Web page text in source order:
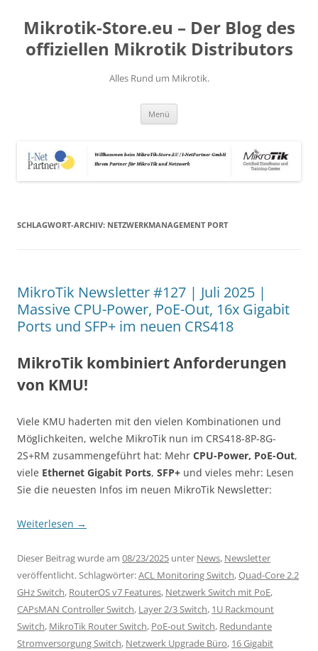
springen
Mikrotik-Store.eu – Der Blog des
offiziellen Mikrotik Distributors
Alles Rund um Mikrotik.
Menü
SCHLAGWORT-ARCHIV: NETZWERKMANAGEMENT PORT
MikroTik Newsletter #127 | Juli 2025 |
Massive CPU-Power, PoE-Out, 16x Gigabit
Ports und SFP+ im neuen CRS418
MikroTik kombiniert Anforderungen
von KMU!
Viele KMU haderten mit den vielen Kombinationen und
Möglichkeiten, welche MikroTik nun im CRS418-8P-8G-
2S+RM zusammengeführt hat: Mehr CPU-Power, PoE-Out,
viele Ethernet Gigabit Ports, SFP+ und vieles mehr: Lesen
Sie die neuesten Infos im neuen MikroTik Newsletter:
Weiterlesen →
Dieser Beitrag wurde am 08/23/2025 unter News, Newsletter
veröffentlicht. Schlagwörter:ACL Monitoring Switch,Quad-Core 2.2
GHz Switch, RouterOS v7 Features, Netzwerk Switch mit PoE,
CAPsMAN Controller Switch, Layer 2/3 Switch, 1U Rackmount
Switch, MikroTik Router Switch, PoE-out Switch, Redundante
Stromversorgung Switch, Netzwerk Upgrade Büro, 16 Gigabit